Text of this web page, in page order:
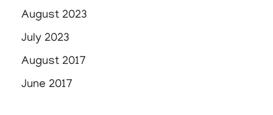
August 2023
July 2023
August 2017
June 2017